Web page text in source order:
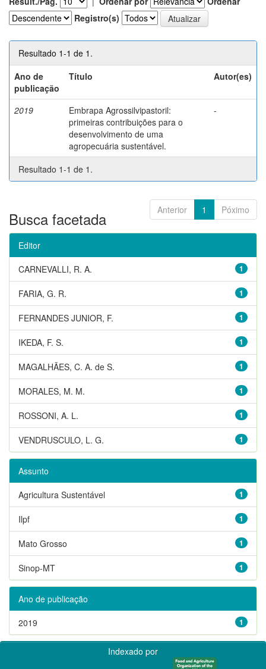
Registro(s)
Resultado 1-1 de 1.
Ano de
publicação
Título Autor(es)
2019
Embrapa Agrossilvipastoril:
primeiras contribuições para o
desenvolvimento de uma
agropecuária sustentável.
-
Resultado 1-1 de 1.
Anterior 1 Póximo
Busca facetada
Editor
1
CARNEVALLI, R. A.
1
FARIA, G. R.
1
FERNANDES JUNIOR, F.
1
IKEDA, F. S.
1
MAGALHÃES, C. A. de S.
1
MORALES, M. M.
1
ROSSONI, A. L.
1
VENDRUSCULO, L. G.
Assunto
1
Agricultura Sustentável
1
Ilpf
1
Mato Grosso
1
Sinop-MT
Ano de publicação
1
2019
Indexado por